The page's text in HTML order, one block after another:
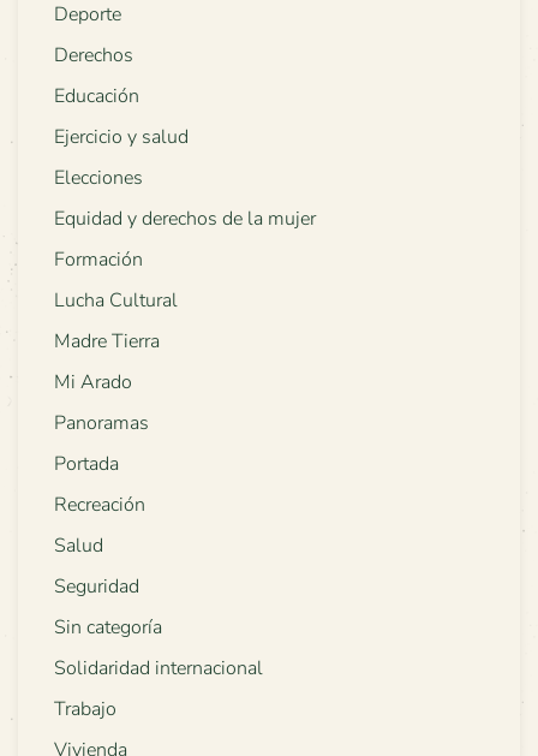
Deporte
Derechos
Educación
Ejercicio y salud
Elecciones
Equidad y derechos de la mujer
Formación
Lucha Cultural
Madre Tierra
Mi Arado
Panoramas
Portada
Recreación
Salud
Seguridad
Sin categoría
Solidaridad internacional
Trabajo
Vivienda